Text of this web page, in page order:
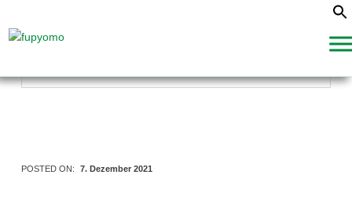
POSTED ON: 7. Dezember 2021